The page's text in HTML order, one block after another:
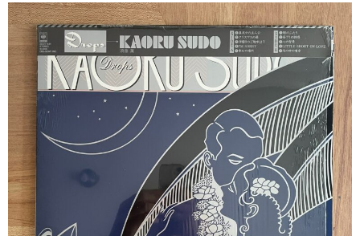
マイページ
GGについて
買取について
取り置きなどについて
Categories
New Arrivals
新譜